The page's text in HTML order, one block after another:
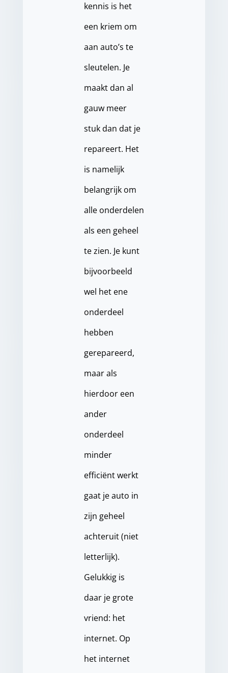
kennis is het
een kriem om
aan auto’s te
sleutelen. Je
maakt dan al
gauw meer
stuk dan dat je
repareert. Het
is namelijk
belangrijk om
alle onderdelen
als een geheel
te zien. Je kunt
bijvoorbeeld
wel het ene
onderdeel
hebben
gerepareerd,
maar als
hierdoor een
ander
onderdeel
minder
efficiënt werkt
gaat je auto in
zijn geheel
achteruit (niet
letterlijk).
Gelukkig is
daar je grote
vriend: het
internet. Op
het internet